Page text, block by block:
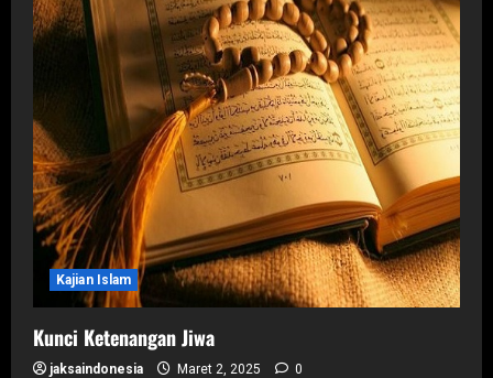
Kajian Islam
Kunci Ketenangan Jiwa
jaksaindonesia Maret 2, 2025 0